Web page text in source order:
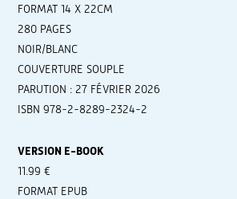
FORMAT 14 X 22CM
280 PAGES
NOIR/BLANC
COUVERTURE SOUPLE
PARUTION : 27 FÉVRIER 2026
ISBN 978-2-8289-2324-2
VERSION E-BOOK
11.99 €
FORMAT EPUB